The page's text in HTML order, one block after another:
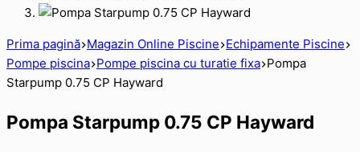
Prima pagină Magazin Online Piscine Echipamente Piscine
Pompe piscina Pompe piscina cu turatie fixa Pompa
Starpump 0.75 CP Hayward
Pompa Starpump 0.75 CP Hayward